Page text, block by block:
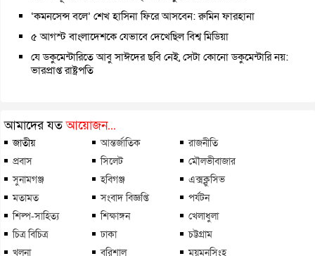
‘কমনসেন্স বলে’ শেখ হাসিনা ফিরে আসবেন: রুমিন ফারহানা
৫ আগস্ট বাংলাদেশকে যেভাবে দেখেছিল বিশ্ব মিডিয়া
যে ডকুমেন্টারিতে আবু সাঈদের ছবি নেই, সেটা কোনো ডকুমেন্টারি নয়:
ভারপ্রাপ্ত রাষ্ট্রপতি
আমাদের যতআয়োজন...
জাতীয় আন্তর্জাতিক
রাজনীতি
প্রবাস
সিলেট
মৌলভীবাজার
সুনামগঞ্জ
হবিগঞ্জ
এক্সক্লুসিভ
মতামত
সংবাদ বিজ্ঞপ্তি
পর্যটন
শিল্প-সাহিত্য
শিক্ষাঙ্গন
খেলাধুলা
চিত্র বিচিত্র
ঢাকা
চট্টগ্রাম
খুলনা
বরিশাল ময়মনসিংহ